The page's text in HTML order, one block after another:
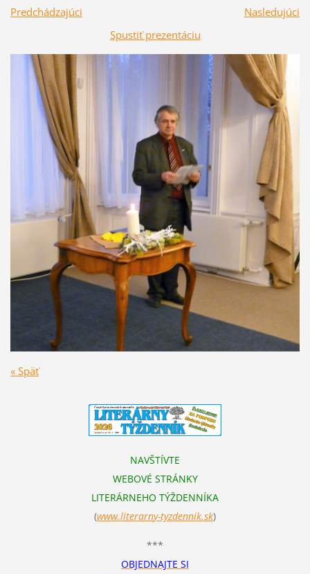
Predchádzajúci
Nasledujúci
Spustiť prezentáciu
« Späť
NAVŠTÍVTE
WEBOVÉ STRÁNKY
LITERÁRNEHO TÝŽDENNÍKA
(www.literarny-tyzdennik.sk)
***
OBJEDNAJTE SI